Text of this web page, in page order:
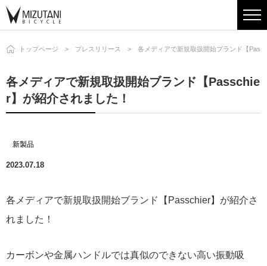
トップページ プレスリリース 各メディアで新規取扱開始ブランド【
各メディアで新規取扱開始ブランド【Passchie
r】が紹介されました！
新製品
2023.07.18
各メディアで新規取扱開始ブランド【Passchier】が紹介さ
れました！
カーボンや金属ハンドルでは真似のできない高い振動吸